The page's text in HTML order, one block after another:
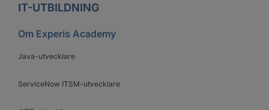
IT-UTBILDNING
Om Experis Academy
Java-utvecklare
ServiceNow ITSM-utvecklare